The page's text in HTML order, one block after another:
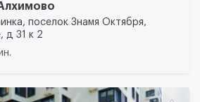
поселок Знамя Октября,
д 31 к 2